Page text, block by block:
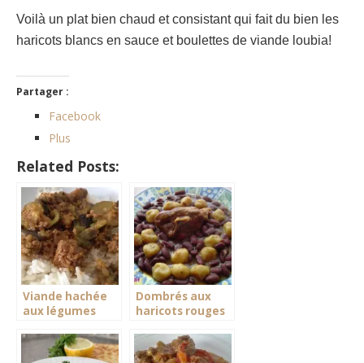
Voilà un plat bien chaud et consistant qui fait du bien les
haricots blancs en sauce et boulettes de viande loubia!
Partager :
Facebook
Plus
Related Posts:
Viande hachée
aux légumes
Dombrés aux
haricots rouges